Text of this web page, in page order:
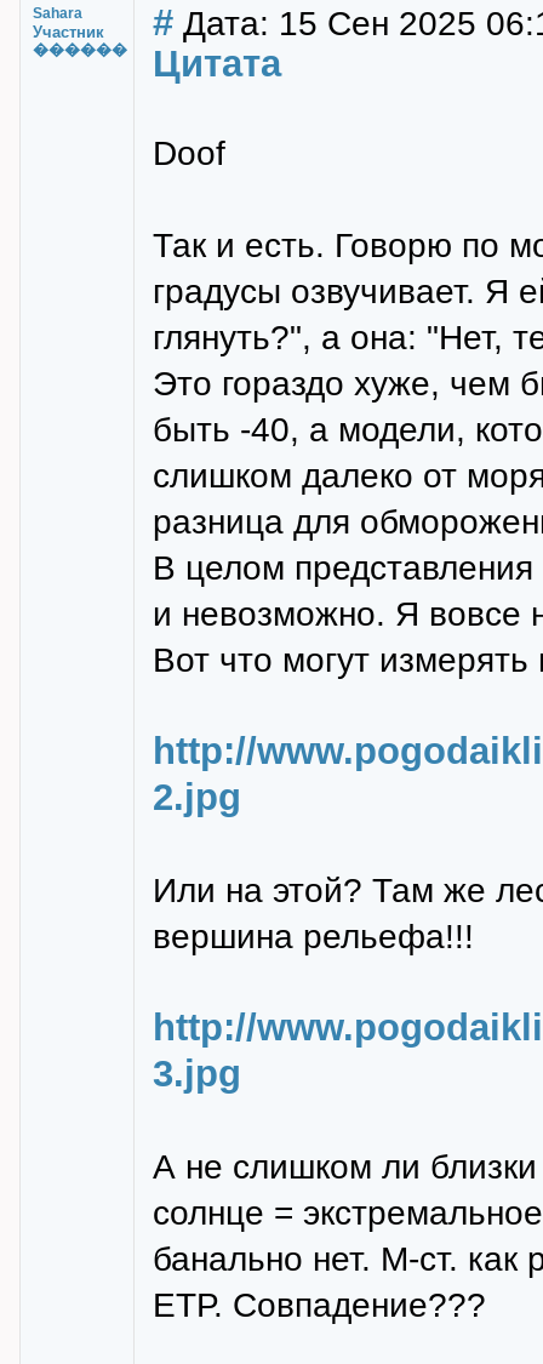
Sahara
Участник
������
# Дата: 15 Сен 2025
Цитата
Doof
Так и есть. Говорю по
градусы озвучивает.
глянуть?", а она: "Нет,
Это гораздо хуже, чем
быть -40, а модели,
слишком далеко от
разница для
В целом представления
и невозможно. Я вовсе
Вот что могут измерять
http://
2.jpg
Или на этой? Там же
вершина рельефа!!!
http://
3.jpg
А не слишком ли
солнце =
банально нет. М-ст. как
ЕТР. Совпадение???